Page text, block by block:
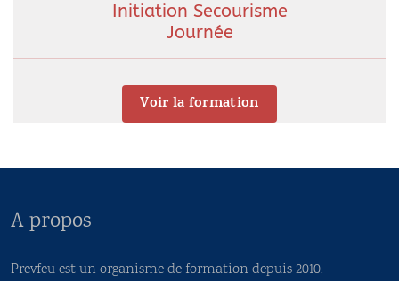
Initiation Secourisme
Journée
Voir la formation
A propos
Prevfeu est un organisme de formation depuis 2010.